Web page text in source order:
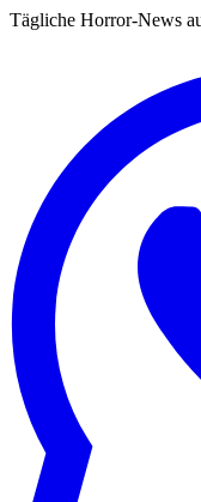
Tägliche Horror-News